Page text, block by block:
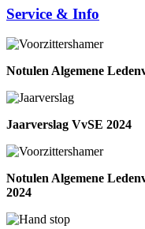
Service & Info
Notulen Algemene
Jaarverslag VvSE 2024
Notulen Algemene
2024